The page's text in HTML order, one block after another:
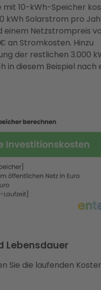
mit 10-kWh-Speicher
kWh Solarstrom pro
einem Netzstrompreis
an Stromkosten. Hinzu
der restlichen 3.000
in diesem Beispiel nach
Lebensdauer
Sie die laufenden